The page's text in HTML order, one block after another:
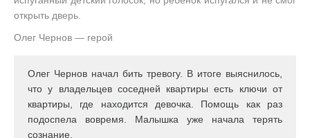
открыть дверь.
Олег Чернов — герой
Олег Чернов начал бить тревогу. В итоге выяснилось,
что у владельцев соседней квартиры есть ключи от
квартиры, где находится девочка. Помощь как раз
подоспела вовремя. Малышка уже начала терять
сознание.